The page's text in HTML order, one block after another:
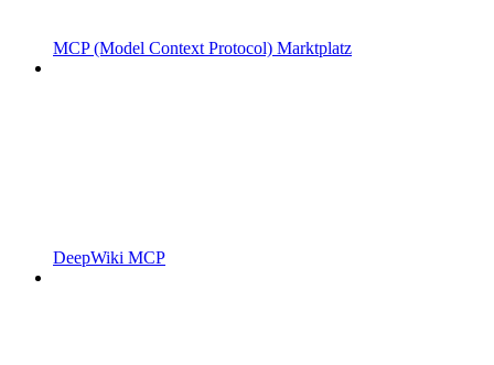
MCP (Model Context Protocol) Marktplatz
DeepWiki MCP